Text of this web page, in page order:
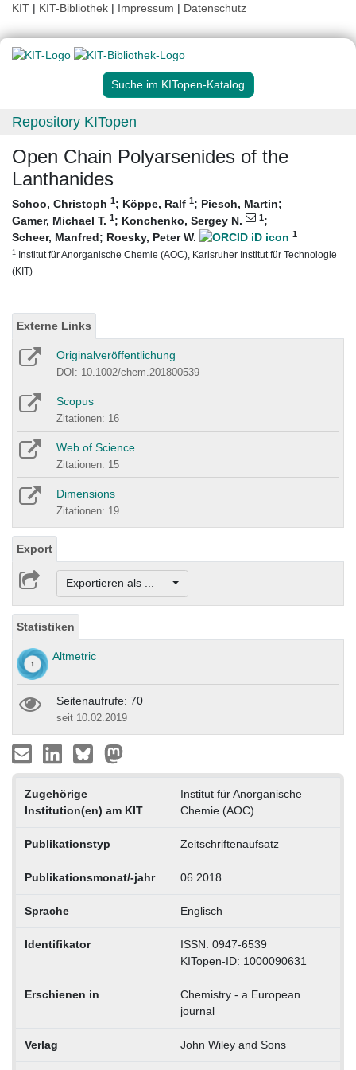
KIT | KIT-Bibliothek | Impressum | Datenschutz
Suche im KITopen-Katalog
Repository KITopen
Open Chain Polyarsenides of the
Lanthanides
Schoo, Christoph 1; Köppe, Ralf 1; Piesch, Martin;
Gamer, Michael T. 1; Konchenko, Sergey N. 1;
Scheer, Manfred; Roesky, Peter W. 1
1 Institut für Anorganische Chemie (AOC), Karlsruher Institut für Technologie
(KIT)
Externe Links
Originalveröffentlichung
DOI: 10.1002/chem.201800539
Scopus
Zitationen: 16
Web of Science
Zitationen: 15
Dimensions
Zitationen: 19
Export
Exportieren als ...
Statistiken
Altmetric
Seitenaufrufe: 70
seit 10.02.2019
Zugehörige
Institution(en) am KIT
Institut für Anorganische
Chemie (AOC)
Publikationstyp Zeitschriftenaufsatz
Publikationsmonat/-jahr 06.2018
Sprache Englisch
Identifikator
ISSN: 0947-6539
KITopen-ID: 1000090631
Erschienen in
Chemistry - a European
journal
Verlag John Wiley and Sons